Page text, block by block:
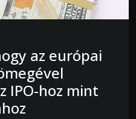
az európai
IPO-hoz mint